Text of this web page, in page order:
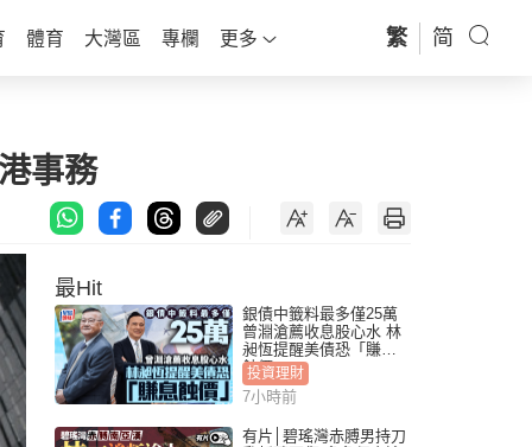
體育 大灣區 專欄 更多 繁 简
事務
最Hit
銀債中籤料最多僅25萬
曾淵滄薦收息股心水 林
昶恆提醒美債恐「賺息
蝕價」
投資理財
7小時前
有片│碧瑤灣赤膊男持刀